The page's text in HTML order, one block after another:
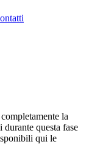
la
questa fase
qui le